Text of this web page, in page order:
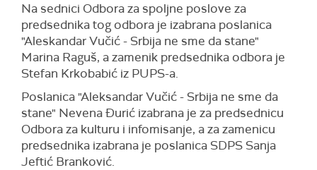
Na sednici Odbora za spoljne poslove za
predsednika tog odbora je izabrana poslanica
"Aleskandar Vučić - Srbija ne sme da stane"
Marina Raguš, a zamenik predsednika odbora je
Stefan Krkobabić iz PUPS-a.
Poslanica "Aleksandar Vučić - Srbija ne sme da
stane" Nevena Đurić izabrana je za predsednicu
Odbora za kulturu i infomisanje, a za zamenicu
predsednika izabrana je poslanica SDPS Sanja
Jeftić Branković.